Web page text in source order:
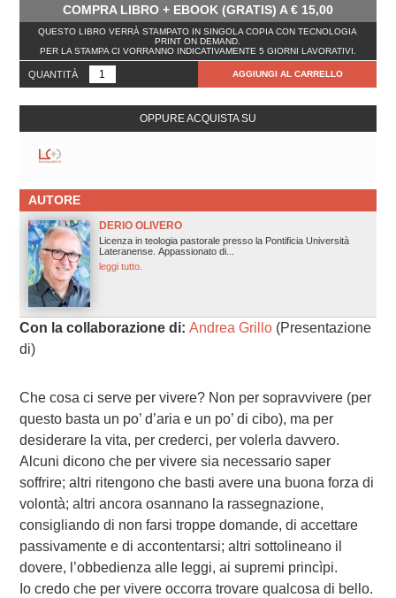
COMPRA LIBRO + EBOOK (GRATIS) A€15,00
QUESTO LIBRO VERRÀ STAMPATO IN SINGOLA COPIA CON TECNOLOGIA
PRINT ON DEMAND.
PER LA STAMPA CI VORRANNO INDICATIVAMENTE 5 GIORNI LAVORATIVI.
QUANTITÀ AGGIUNGI AL CARRELLO
OPPURE ACQUISTA SU
AUTORE
DERIO OLIVERO
Licenza in teologia pastorale presso la Pontificia Università
Lateranense. Appassionato di...
leggi tutto.
Con la collaborazione di: Andrea Grillo(Presentazione
di)
Che cosa ci serve per vivere? Non per sopravvivere (per
questo basta un po’ d’aria e un po’ di cibo), ma per
desiderare la vita, per crederci, per volerla davvero.
Alcuni dicono che per vivere sia necessario saper
soffrire; altri ritengono che basti avere una buona forza di
volontà; altri ancora osannano la rassegnazione,
consigliando di non farsi troppe domande, di accettare
passivamente e di accontentarsi; altri sottolineano il
dovere, l’obbedienza alle leggi, ai supremi princìpi.
Io credo che per vivere occorra trovare qualcosa di bello.